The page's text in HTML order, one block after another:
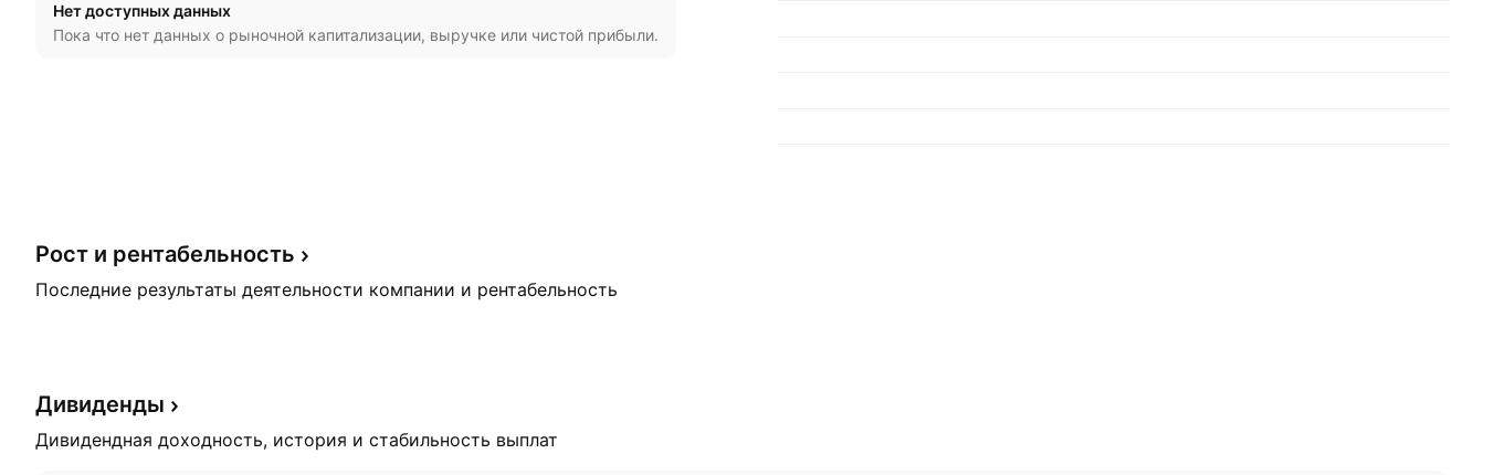
Нет доступных данных
Пока что нет данных о рыночной капитализации, выручке или чистой прибыли.
Рост и рентабельность
Последние результаты деятельности компании и рентабельность
Дивиденды
Дивидендная доходность, история и стабильность выплат